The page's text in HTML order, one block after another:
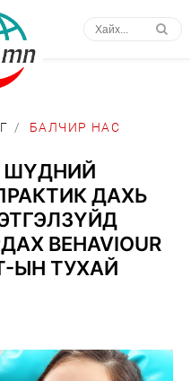
/ БАЛЧИР НАС
ШҮДНИЙ
ДАХЬ
BEHAVIOUR
ЫН ТУХАЙ